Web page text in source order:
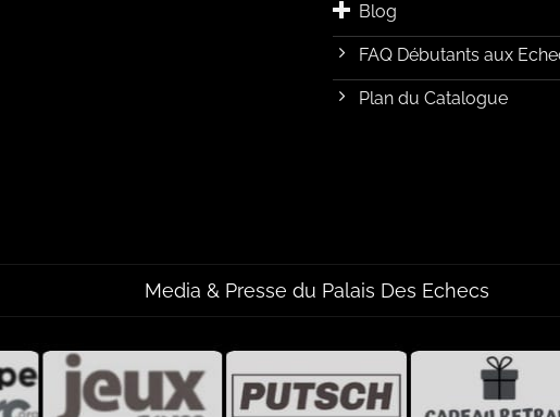
Blog
FAQ Débutants aux
Plan du Catalogue
Media & Presse du Palais Des Echecs